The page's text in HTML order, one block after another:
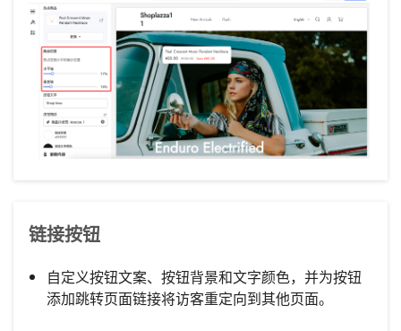
链接按钮
自定义按钮文案、按钮背景和文字颜色，并为按钮
添加跳转页面链接将访客重定向到其他页面。